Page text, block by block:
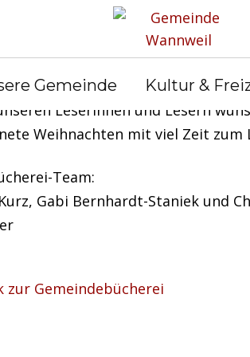
Gemeinde Kultur &
Leserinnen und Lesern
Weihnachten mit viel Zeit zum
Team:
Gabi Bernhardt-Staniek und
zur Gemeindebücherei